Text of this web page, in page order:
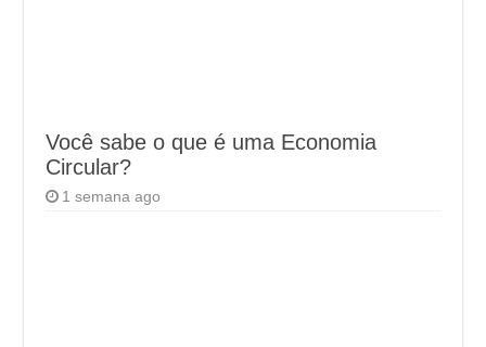
Você sabe o que é uma Economia
Circular?
1 semana ago